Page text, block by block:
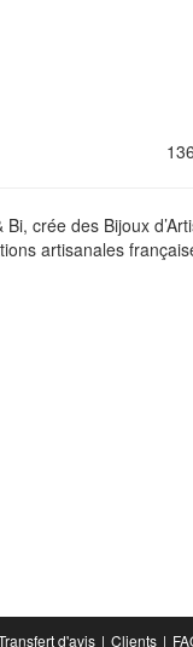
Bi, crée des Bijoux
artisanales
d'avis Clients